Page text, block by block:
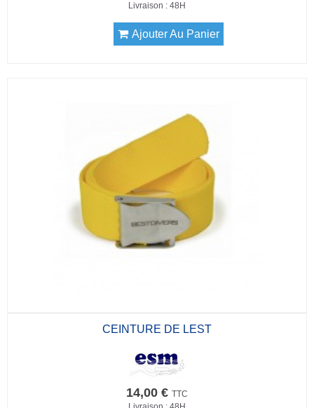
Livraison : 48H
Ajouter Au Panier
CEINTURE DE LEST
14,00 € TTC